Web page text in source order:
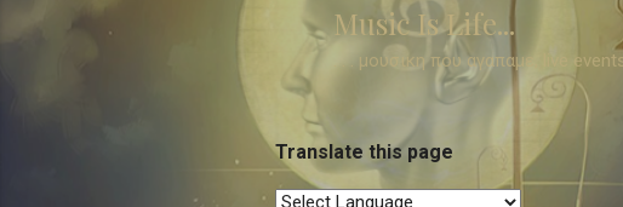
Music Is Life...
. . . μουσικη που αγαπαμε, live
Translate this page